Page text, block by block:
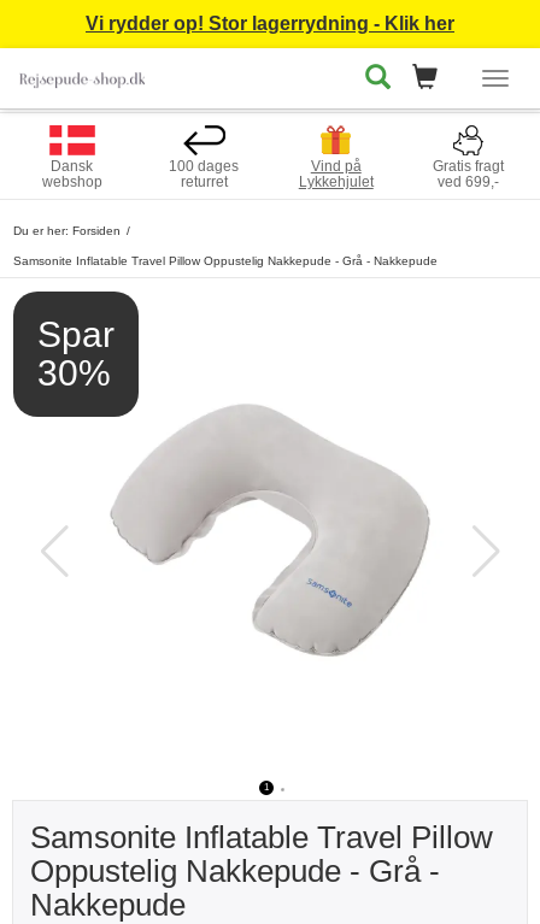
Vi rydder op! Stor lagerrydning - Klik her
Dansk
webshop
100 dages
returret
Vind på
Lykkehjulet
Gratis fragt
ved 699,-
Du er her: Forsiden
Samsonite Inflatable Travel Pillow Oppustelig Nakkepude - Grå - Nakkepude
1
Spar
30%
Samsonite Inflatable Travel Pillow
Oppustelig Nakkepude - Grå -
Nakkepude